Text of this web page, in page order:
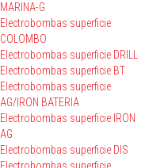
MARINA-G
Electrobombas superficie
COLOMBO
Electrobombas superficie DRILL
Electrobombas superficie BT
Electrobombas superficie
AG/IRON BATERIA
Electrobombas superficie IRON
AG
Electrobombas superficie DIS